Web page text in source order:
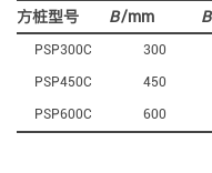
方桩型号 B/mm B
PSP300C 300
PSP450C 450
PSP600C 600